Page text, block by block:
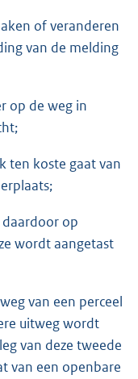
of veranderen
van de melding
op de weg in
ten koste gaat van
op
wordt aangetast
van een perceel
uitweg wordt
van deze tweede
van een openbare